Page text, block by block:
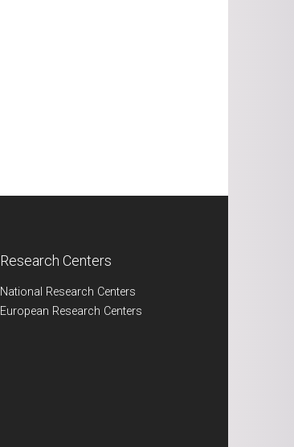
Research Centers
National Research Centers
European Research Centers